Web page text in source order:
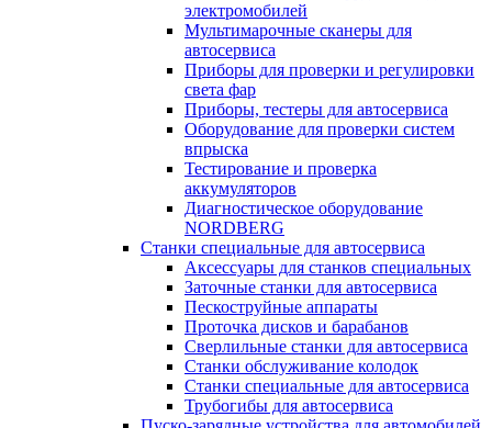
электромобилей
Мультимарочные сканеры для
автосервиса
Приборы для проверки и регулировки
света фар
Приборы, тестеры для автосервиса
Оборудование для проверки систем
впрыска
Тестирование и проверка
аккумуляторов
Диагностическое оборудование
NORDBERG
Станки специальные для автосервиса
Аксессуары для станков специальных
Заточные станки для автосервиса
Пескоструйные аппараты
Проточка дисков и барабанов
Сверлильные станки для автосервиса
Станки обслуживание колодок
Станки специальные для автосервиса
Трубогибы для автосервиса